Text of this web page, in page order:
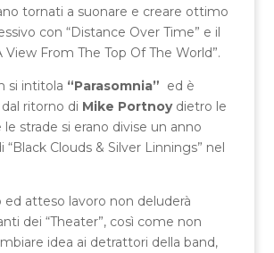
tornati a suonare e creare ottimo
con “Distance Over Time” e il
View From The Top Of The World”.
si intitola “Parasomnia” ed è
ritorno di Mike Portnoydietro le
le strade si erano divise un anno
“Black Clouds & Silver Linnings” nel
ed atteso lavoro non deluderà
dei “Theater”, così come non
idea ai detrattori della band,